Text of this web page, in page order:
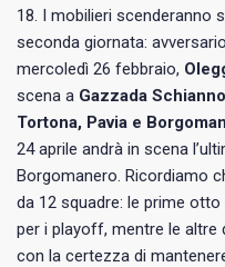
18. I mobilieri scenderanno
seconda giornata:
mercoledì 26 febbraio,
scena a Gazzada Schianno
Tortona, Pavia e
24 aprile andrà in scena
Borgomanero. Ricordiamo
da 12 squadre: le prime
per i playoff, mentre le altre
con la certezza di